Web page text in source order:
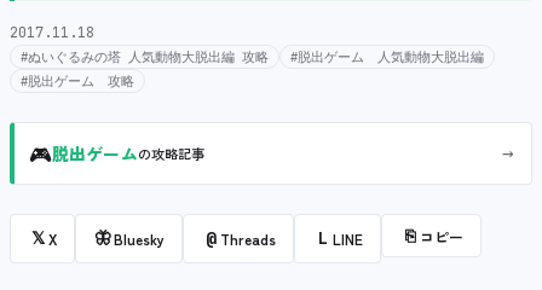
2017.11.18
#ぬいぐるみの塔 人気動物大脱出編 攻略
#脱出ゲーム 人気動物大脱出編
#脱出ゲーム 攻略
🎮脱出ゲームの攻略記事 →
𝕏X 🦋Bluesky @ Threads L LINE ⎘ コピー